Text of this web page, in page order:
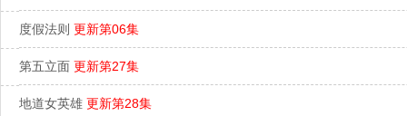
度假法则 更新第06集
第五立面 更新第27集
地道女英雄 更新第28集